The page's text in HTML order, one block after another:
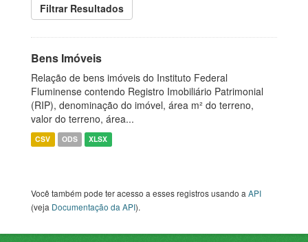
Filtrar Resultados
Bens Imóveis
Relação de bens imóveis do Instituto Federal
Fluminense contendo Registro Imobiliário Patrimonial
(RIP), denominação do imóvel, área m² do terreno,
valor do terreno, área...
CSV ODS XLSX
Você também pode ter acesso a esses registros usando aAPI
(veja Documentação da API).